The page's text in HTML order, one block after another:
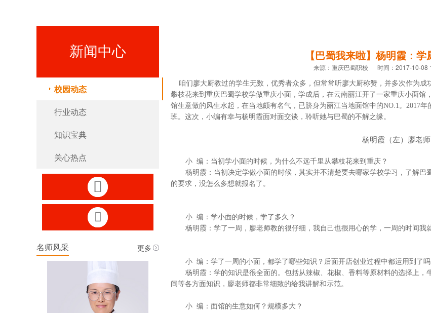
新闻中心
校园动态
行业动态
知识宝典
关心热点


名师风采 更多
【巴蜀我来啦】杨明霞：
来源：重庆巴蜀职校 时间：2017-10-
咱们廖大厨教过的学生无数，优秀者众多，但常常听廖大厨称赞，并多次作为成
攀枝花来到重庆巴蜀学校学做重庆小面，学成后，在云南丽江开了一家重庆小面馆
馆生意做的风生水起，在当地颇有名气，已跻身为丽江当地面馆中的NO.1。 2017年
班。这次，小编有幸与杨明霞面对面交谈，聆听她与巴蜀的不解之缘。
杨明霞（左）廖老师
小 编：当初学小面的时候，为什么不远千里从攀枝花来到重庆？
杨明霞：当初决定学做小面的时候，其实并不清楚要去哪家学校学习，了解
的要求，没怎么多想就报名了。
小 编：学小面的时候，学了多久？
杨明霞：学了一周，廖老师教的很仔细，我自己也很用心的学，一周的时间我
小 编：学了一周的小面，都学了哪些知识？后面开店创业过程中都运用到了吗
杨明霞：学的知识是很全面的。包括从辣椒、花椒、香料等原材料的选择上
间等各方面知识，廖老师都非常细致的给我讲解和示范。
小 编：面馆的生意如何？规模多大？